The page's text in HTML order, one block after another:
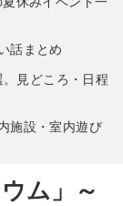
話まとめ
見どころ・日程
施設・室内遊び
ム」～